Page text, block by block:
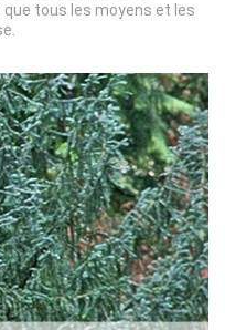
tous les moyens et les